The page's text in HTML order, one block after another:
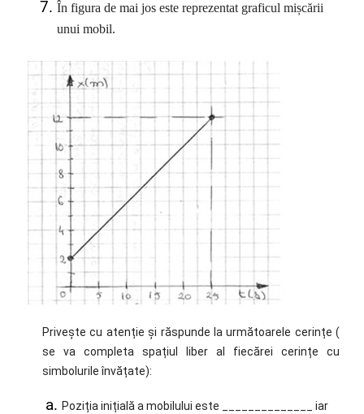
În figura de mai jos este reprezentat graficul mișcării
unui mobil.
Privește cu atenție și răspunde la următoarele cerințe (
se va completa spațiul liber al fiecărei cerințe cu
simbolurile învățate):
Poziția inițială a mobilului este ______________ iar